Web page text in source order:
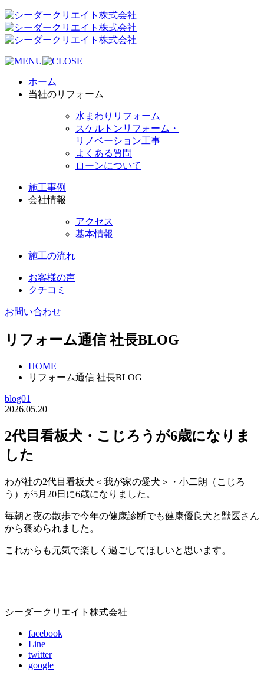
ホーム
当社のリフォーム
水まわりリフォーム
スケルトンリフォーム・
リノベーション工事
よくある質問
ローンについて
施工事例
会社情報
アクセス
基本情報
施工の流れ
お客様の声
クチコミ
お問い合わせ
リフォーム通信 社長BLOG
HOME
リフォーム通信 社長BLOG
blog01
2026.05.20
2代目看板犬・こじろうが6歳になりま
した
わが社の2代目看板犬＜我が家の愛犬＞・小二朗（こじろ
う）が5月20日に6歳になりました。
毎朝と夜の散歩で今年の健康診断でも健康優良犬と獣医さん
から褒められました。
これからも元気で楽しく過ごしてほしいと思います。
シーダークリエイト株式会社
facebook
Line
twitter
google